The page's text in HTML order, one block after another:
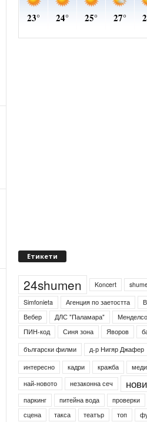
Етикети
24shumen Koncert
Simfonieta
Агенция по заетостта
Вебер
ДЛС "Паламара"
ПИН-код
Синя зона Яворов
български филми
д-р Нигяр Джафер
интересно кадри кражба
най-новото
незаконна сеч
паркинг питейна вода проверки
сцена
такса театър топ